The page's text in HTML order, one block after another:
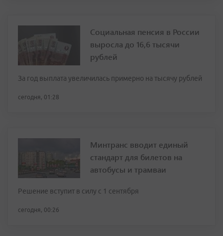
Социальная пенсия в России
выросла до 16,6 тысячи
рублей
За год выплата увеличилась примерно на тысячу рублей
сегодня, 01:28
Минтранс вводит единый
стандарт для билетов на
автобусы и трамваи
Решение вступит в силу с 1 сентября
сегодня, 00:26